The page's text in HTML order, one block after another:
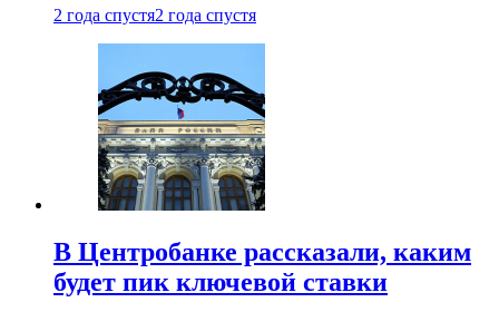
2 года спустя2 года спустя
В Центробанке рассказали, каким
будет пик ключевой ставки